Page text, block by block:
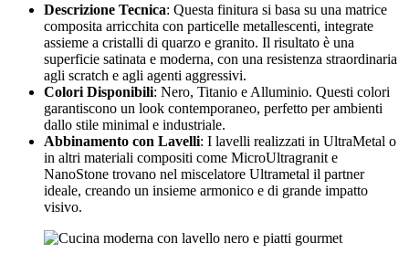
Descrizione Tecnica: Questa finitura si basa su una matrice
composita arricchita con particelle metallescenti, integrate
assieme a cristalli di quarzo e granito. Il risultato è una
superficie satinata e moderna, con una resistenza straordinaria
agli scratch e agli agenti aggressivi.
Colori Disponibili: Nero, Titanio e Alluminio. Questi colori
garantiscono un look contemporaneo, perfetto per ambienti
dallo stile minimal e industriale.
Abbinamento con Lavelli: I lavelli realizzati in UltraMetal o
in altri materiali compositi come MicroUltragranit e
NanoStone trovano nel miscelatore Ultrametal il partner
ideale, creando un insieme armonico e di grande impatto
visivo.